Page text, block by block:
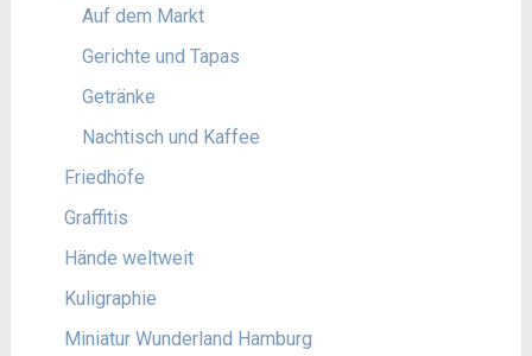
Auf dem Markt
Gerichte und Tapas
Getränke
Nachtisch und Kaffee
Friedhöfe
Graffitis
Hände weltweit
Kuligraphie
Miniatur Wunderland Hamburg